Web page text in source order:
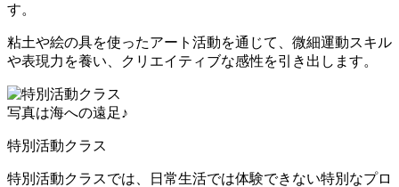
す。
粘土や絵の具を使ったアート活動を通じて、微細運動スキル
や表現力を養い、クリエイティブな感性を引き出します。
写真は海への遠足♪
特別活動クラス
特別活動クラスでは、
日常生活では体験できない特別なプロ